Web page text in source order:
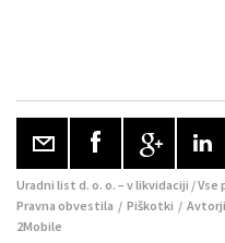
Uradni list d. o. o. – v likvidaciji / Vse
Pravna obvestila / Piškotki /
2Mobile